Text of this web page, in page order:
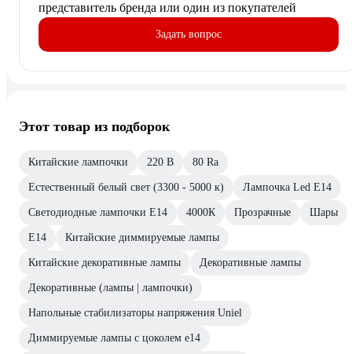
представитель бренда или один из покупателей
Задать вопрос
Этот товар из подборок
Китайские лампочки 220 В 80 Ra
Естественный белый свет (3300 - 5000 к) Лампочка Led E14
Светодиодные лампочки E14 4000К Прозрачные Шары
Е14 Китайские диммируемые лампы
Китайские декоративные лампы Декоративные лампы
Декоративные (лампы | лампочки)
Напольные стабилизаторы напряжения Uniel
Диммируемые лампы с цоколем e14